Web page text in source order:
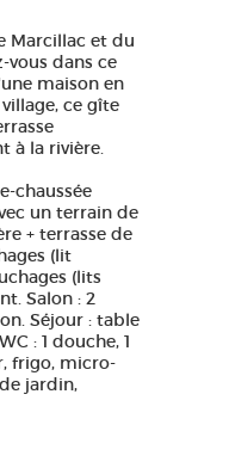
Marcillac et du
vous dans ce
maison en
ce gîte
à la rivière.
chaussée
un terrain de
+ terrasse de
(lit
(lits
Salon : 2
Séjour : table
: 1 douche, 1
frigo, micro-
jardin,